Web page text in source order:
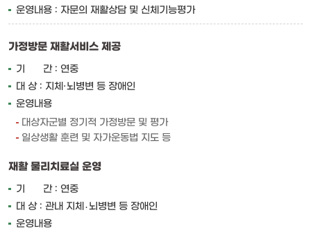
운영내용 : 자문의 재활상담 및 신체기능평가
가정방문 재활서비스 제공
기 간 : 연중
대 상 : 지체·뇌병변 등 장애인
운영내용
대상자군별 정기적 가정방문 및 평가
일상생활 훈련 및 자가운동법 지도 등
재활 물리치료실 운영
기 간 : 연중
대 상 : 관내 지체․뇌병변 등 장애인
운영내용